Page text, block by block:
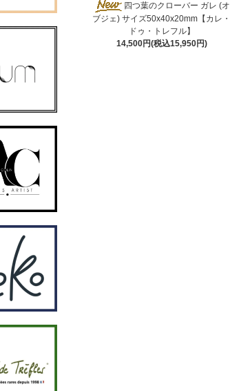
四つ葉のクローバー ガレ (オ
ブジェ) サイズ50x40x20mm【カレ・
ドゥ・トレフル】
14,500円(税込15,950円)